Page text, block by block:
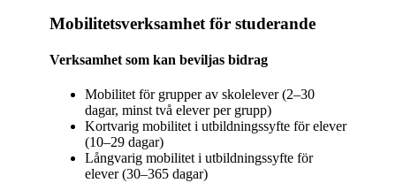
Mobilitetsverksamhet för studerande
Verksamhet som kan beviljas bidrag
Mobilitet för grupper av skolelever (2–30
dagar, minst två elever per grupp)
Kortvarig mobilitet i utbildningssyfte för elever
(10–29 dagar)
Långvarig mobilitet i utbildningssyfte för
elever (30–365 dagar)